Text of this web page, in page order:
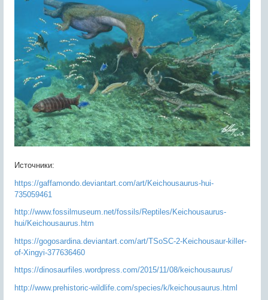
Источники:
https://gaffamondo.deviantart.com/art/Keichousaurus-hui-
735059461
http://www.fossilmuseum.net/fossils/Reptiles/Keichousaurus-
hui/Keichousaurus.htm
https://gogosardina.deviantart.com/art/TSoSC-2-Keichousaur-killer-
of-Xingyi-377636460
https://dinosaurfiles.wordpress.com/2015/11/08/keichousaurus/
http://www.prehistoric-wildlife.com/species/k/keichousaurus.html